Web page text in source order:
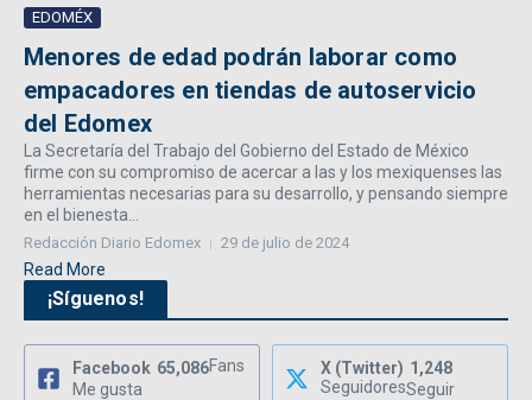
EDOMÉX
Menores de edad podrán laborar como
empacadores en tiendas de autoservicio
del Edomex
La Secretaría del Trabajo del Gobierno del Estado de México
firme con su compromiso de acercar a las y los mexiquenses las
herramientas necesarias para su desarrollo, y pensando siempre
en el bienesta...
Redacción Diario Edomex 29 de julio de 2024
Read More
¡Síguenos!
Facebook 65,086Fans
Me gusta
X (Twitter) 1,248
SeguidoresSeguir